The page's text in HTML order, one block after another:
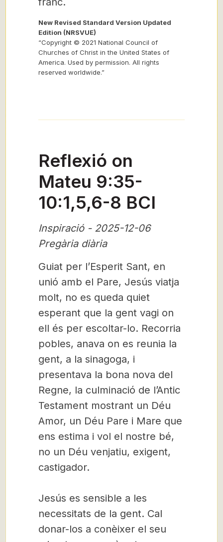
New Revised Standard Version Updated
Edition (NRSVUE)
“Copyright © 2021 National Council of
Churches of Christ in the United States of
America. Used by permission. All rights
reserved worldwide.”
Reflexió on
Mateu 9:35-
10:1,5,6-8 BCI
Inspiració - 2025-12-06
Pregària diària
Guiat per l’Esperit Sant, en
unió amb el Pare, Jesús viatja
molt, no es queda quiet
esperant que la gent vagi on
ell és per escoltar-lo. Recorria
pobles, anava on es reunia la
gent, a la sinagoga, i
presentava la bona nova del
Regne, la culminació de l’Antic
Testament mostrant un Déu
Amor, un Déu Pare i Mare que
ens estima i vol el nostre bé,
no un Déu venjatiu, exigent,
castigador.
Jesús es sensible a les
necessitats de la gent. Cal
donar-los a conèixer el seu